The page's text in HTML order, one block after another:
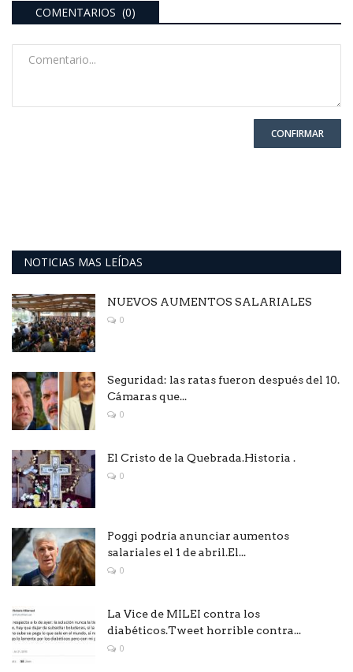
COMENTARIOS (0)
CONFIRMAR
NOTICIAS MAS LEÍDAS
NUEVOS AUMENTOS SALARIALES
0
Seguridad: las ratas fueron después del 10.
Cámaras que...
0
El Cristo de la Quebrada.Historia .
0
Poggi podría anunciar aumentos
salariales el 1 de abril.El...
0
La Vice de MILEI contra los
diabéticos.Tweet horrible contra...
0